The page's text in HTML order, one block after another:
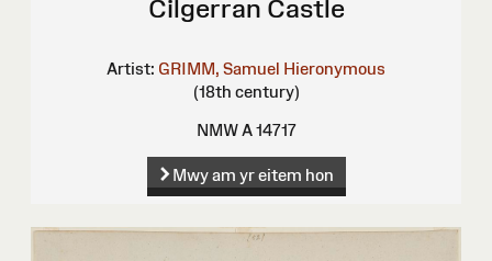
Cilgerran Castle
Artist: GRIMM, Samuel Hieronymous
(18th century)
NMW A 14717
Mwy am yr eitem hon